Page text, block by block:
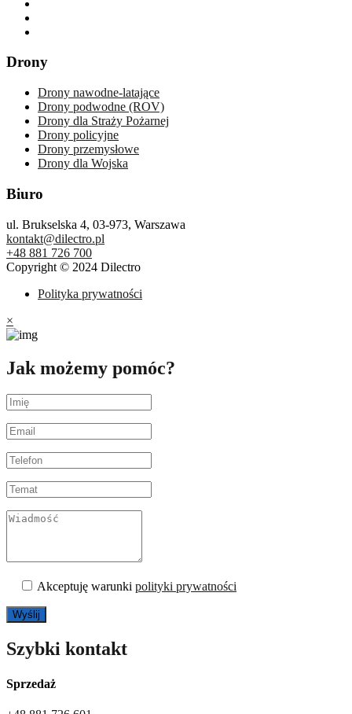
Drony
Drony nawodne-latające
Drony podwodne (ROV)
Drony dla Straży Pożarnej
Drony policyjne
Drony przemysłowe
Drony dla Wojska
Biuro
ul. Brukselska 4, 03-973, Warszawa
kontakt@dilectro.pl
+48 881 726 700
Copyright © 2024 Dilectro
Polityka prywatności
×
Jak możemy pomóc?
Akceptuję warunki polityki prywatności
Szybki kontakt
Sprzedaż